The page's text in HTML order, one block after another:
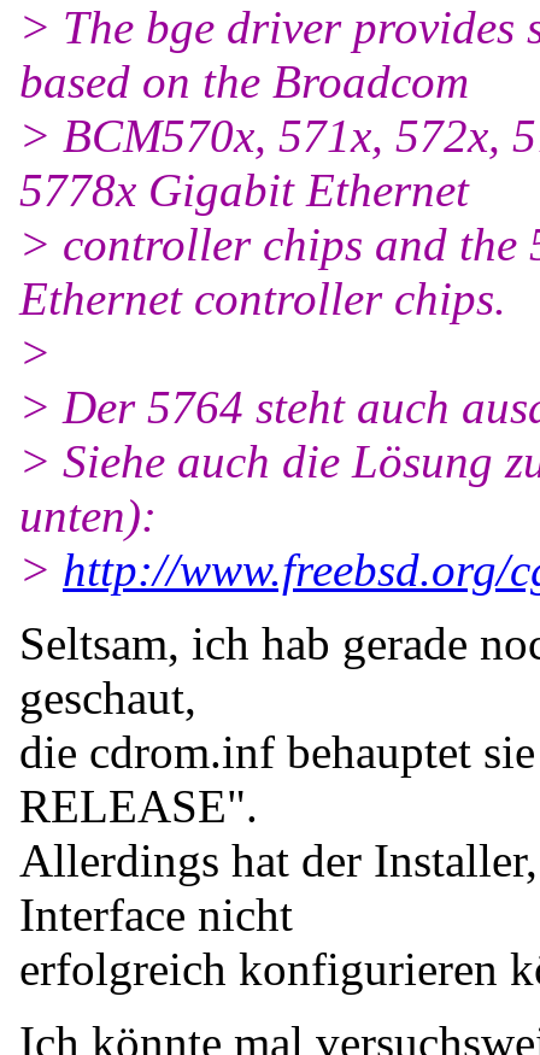
> The bge driver
based on the Broadcom
> BCM570x, 571x, 572x,
5778x Gigabit Ethernet
> controller chips and the
Ethernet controller chips.
>
> Der 5764 steht auch
> Siehe auch die Lösung
unten):
> http://www.freebsd.org/
Seltsam, ich hab gerade
geschaut,
die cdrom.inf behauptet
RELEASE".
Allerdings hat der
Interface nicht
erfolgreich konfigurieren
Ich könnte mal